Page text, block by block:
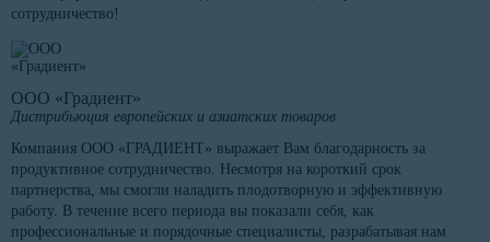
сотрудничество!
ООО «Градиент»
Дистрибьюция европейских и азиатских товаров
Компания ООО «ГРАДИЕНТ» выражает Вам благодарность за
продуктивное сотрудничество. Несмотря на короткий срок
партнерства, мы смогли наладить плодотворную и эффективную
работу. В течение всего периода вы показали себя, как
профессиональные и порядочные специалисты, разрабатывая нам